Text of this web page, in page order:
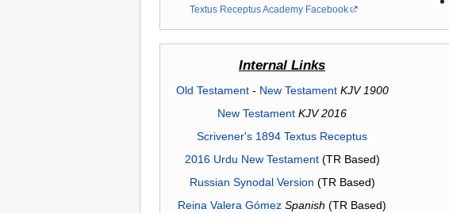
Textus Receptus Academy Facebook
Internal Links
Old Testament- New Testament KJV 1900
New Testament KJV 2016
Scrivener's 1894 Textus Receptus
2016 Urdu New Testament(TR Based)
Russian Synodal Version (TR Based)
Reina Valera Gómez Spanish (TR Based)